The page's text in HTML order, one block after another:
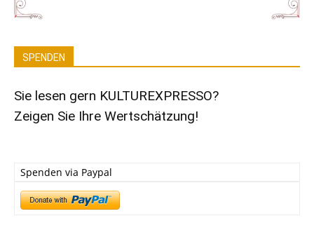
SPENDEN
Sie lesen gern KULTUREXPRESSO?
Zeigen Sie Ihre Wertschätzung!
Spenden via Paypal